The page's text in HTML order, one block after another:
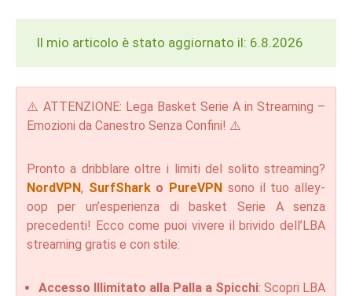
Il mio articolo è stato aggiornato il: 6.8.2026
⚠️ ATTENZIONE: Lega Basket Serie A in Streaming –
Emozioni da Canestro Senza Confini! ⚠️
Pronto a dribblare oltre i limiti del solito streaming?
NordVPN, SurfSharko PureVPN sono il tuo alley-
oop per un’esperienza di basket Serie A senza
precedenti! Ecco come puoi vivere il brivido dell’LBA
streaming gratis e con stile:
Accesso Illimitato alla Palla a Spicchi: Scopri LBA